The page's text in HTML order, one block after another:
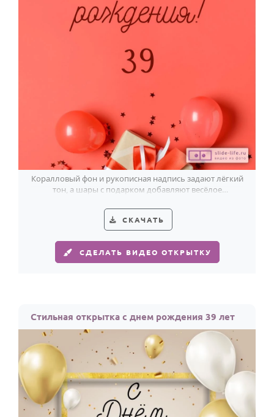
Коралловый фон и рукописная надпись задают лёгкий
тон, а шары с подарком добавляют весёлое
СКАЧАТЬ
СДЕЛАТЬ ВИДЕО ОТКРЫТКУ
Стильная открытка с днем рождения 39 лет